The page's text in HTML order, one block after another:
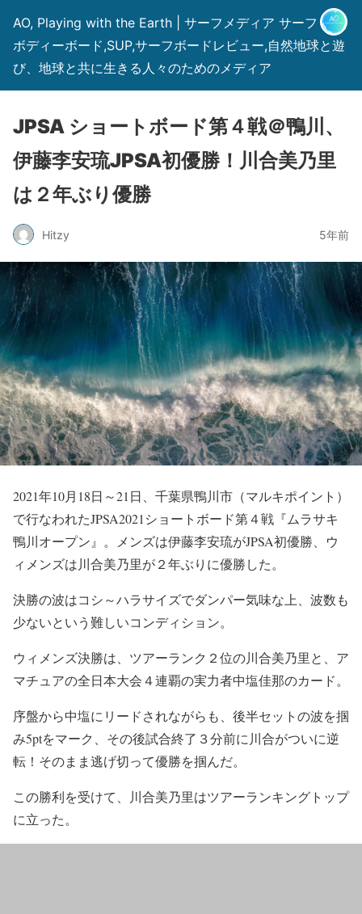
AO, Playing with the Earth | サーフメディア サーフィン,
ボディーボード,SUP,サーフボードレビュー,自然地球と遊
び、地球と共に生きる人々のためのメディア
JPSA ショートボード第４戦＠鴨川、
伊藤李安琉JPSA初優勝！川合美乃里
は２年ぶり優勝
Hitzy 5年前
2021年10月18日～21日、千葉県鴨川市（マルキポイント）
で行なわれたJPSA2021ショートボード第４戦『ムラサキ
鴨川オープン』。メンズは伊藤李安琉がJPSA初優勝、ウ
ィメンズは川合美乃里が２年ぶりに優勝した。
決勝の波はコシ～ハラサイズでダンパー気味な上、波数も
少ないという難しいコンディション。
ウィメンズ決勝は、ツアーランク２位の川合美乃里と、ア
マチュアの全日本大会４連覇の実力者中塩佳那のカード。
序盤から中塩にリードされながらも、後半セットの波を掴
み5ptをマーク、その後試合終了３分前に川合がついに逆
転！そのまま逃げ切って優勝を掴んだ。
この勝利を受けて、川合美乃里はツアーランキングトップ
に立った。